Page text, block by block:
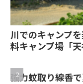
川でのキャンプ
料キャンプ場「
強力蚊取り線香